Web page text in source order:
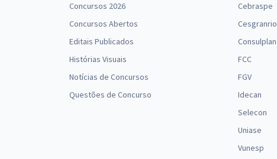
Concursos 2026
Concursos Abertos
Editais Publicados
Histórias Visuais
Notícias de Concursos
Questões de Concurso
Cebraspe
Cesgranrio
Consulplan
FCC
FGV
Idecan
Selecon
Uniase
Vunesp